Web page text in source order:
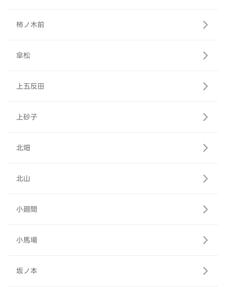
柿ノ木前
傘松
上五反田
上砂子
北畑
北山
小廻間
小馬場
坂ノ本